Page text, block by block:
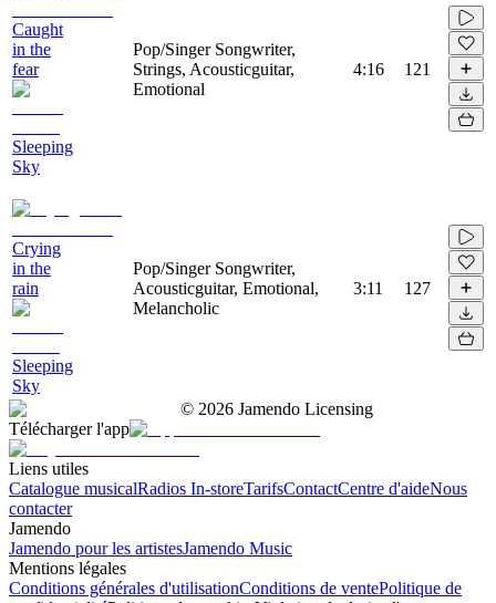
Caught
in the
fear
Sleeping
Sky
Pop/Singer Songwriter,
Strings, Acousticguitar,
Emotional
4:16 121
Crying
in the
rain
Sleeping
Sky
Pop/Singer Songwriter,
Acousticguitar, Emotional,
Melancholic
3:11 127
© 2026 Jamendo Licensing
Télécharger l'app
Liens utiles
Catalogue musicalRadios In-storeTarifsContactCentre d'aideNous
contacter
Jamendo
Jamendo pour les artistesJamendo Music
Mentions légales
Conditions générales d'utilisationConditions de ventePolitique de